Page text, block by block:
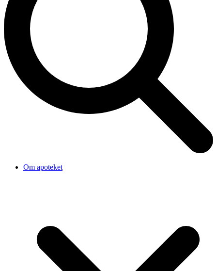
Om apoteket